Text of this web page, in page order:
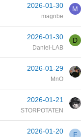
2026-01-30
magnbe
M
2026-01-30
Daniel-LAB
D
2026-01-29
MnO
2026-01-21
STORPOTATEN
2026-01-20 F